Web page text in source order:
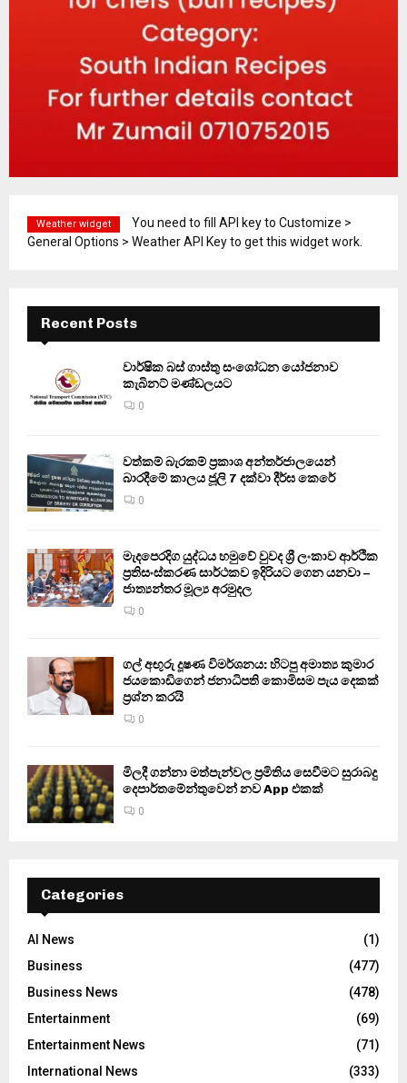
Weather widget
You need to fill API key to Customize >
General Options > Weather API Key to get this widget work.
Recent Posts
වාර්ෂික බස් ගාස්තු සංශෝධන යෝජනාව
කැබිනට් මණ්ඩලයට
0
වත්කම් බැරකම් ප්‍රකාශ අන්තර්ජාලයෙන්
බාරදීමේ කාලය ජූලි 7 දක්වා දීර්ඝ කෙරේ
0
මැදපෙරදිග යුද්ධය හමුවේ වුවද ශ්‍රී ලංකාව ආර්ථික
ප්‍රතිසංස්කරණ සාර්ථකව ඉදිරියට ගෙන යනවා –
ජාත්‍යන්තර මූල්‍ය අරමුදල
0
ගල් අඟුරු දූෂණ විමර්ශනය: හිටපු අමාත්‍ය කුමාර
ජයකොඩිගෙන් ජනාධිපති කොමිසම පැය දෙකක්
ප්‍රශ්න කරයි
0
මිලදී ගන්නා මත්පැන්වල ප්‍රමිතිය සෙවීමට සුරාබදු
දෙපාර්තමේන්තුවෙන් නව App එකක්
0
Categories
AI News
(1)
Business
(477)
Business News
(478)
Entertainment
(69)
Entertainment News
(71)
International News
(333)